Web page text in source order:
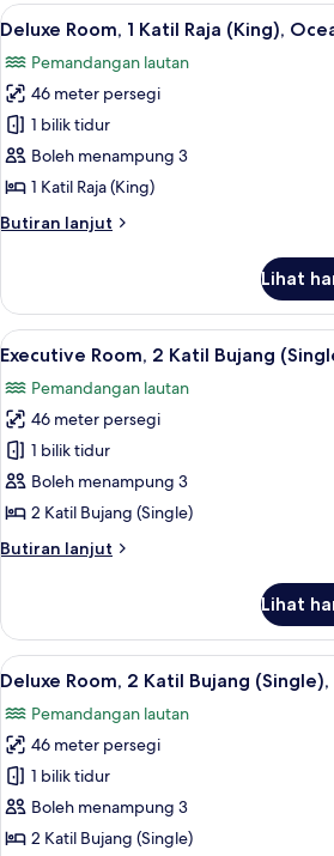
Katil
(King)
Lihat
semua
foto
untuk
Deluxe
Room,
1
Raja
View
Peti
6
Deluxe Room, 1 Katil Raja (King),
Pemandangan lautan
46 meter persegi
1 bilik tidur
Boleh menampung 3
1 Katil Raja (King)
Butiran lanjut
Butiran
Room,
Katil
(King),
Ocean
View
Lihat
Lihat
semua
foto
untuk
Executive
Room,
2
Bujang
View
Peti
8
Executive Room, 2 Katil Bujang
Pemandangan lautan
46 meter persegi
1 bilik tidur
Boleh menampung 3
2 Katil Bujang (Single)
Butiran lanjut
Butiran
Room,
Katil
(Single),
Ocean
View
Lihat
Lihat
semua
foto
untuk
Deluxe
Room,
2
Peti
7
Deluxe Room, 2 Katil Bujang
Pemandangan lautan
46 meter persegi
1 bilik tidur
Boleh menampung 3
2 Katil Bujang (Single)